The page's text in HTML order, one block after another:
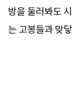
방을 둘러봐도
는 고봉들과 맞